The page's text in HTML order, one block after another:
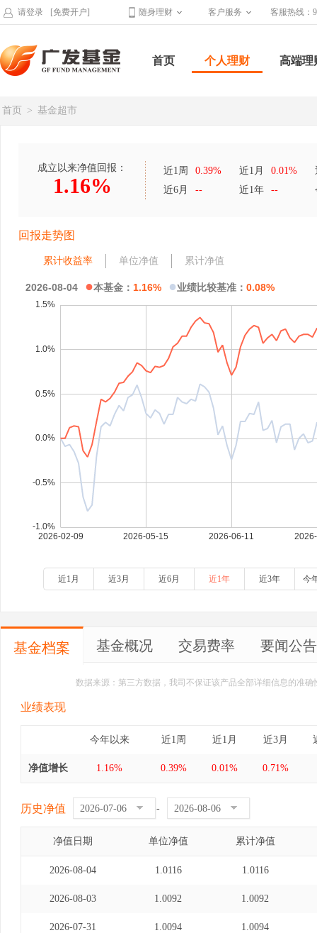
请登录 [免费开户] 随身理财 客户服务 客服热线：
首页 个人理财 高端理
首页 > 基金超市
成立以来净值回报：
1.16%
近1周 0.39% 近1月 0.01%
近6月
-- 近1年 --
回报走势图
累计收益率 单位净值 累计净值
2026-08-04 ●本基金： 1.16% ●业绩比较基准： 0.08%
近1月 近3月 近6月 近1年 近3年 今
基金档案 基金概况 交易费率 要闻公告
数据来源：第三方数据，我司不保证该产品全部详细信息的准
业绩表现
今年以来 近1周 近1月 近3月
净值增长 1.16% 0.39% 0.01% 0.71%
历史净值 -
净值日期 单位净值 累计净值
2026-08-04 1.0116 1.0116
2026-08-03 1.0092 1.0092
2026-07-31 1.0094 1.0094